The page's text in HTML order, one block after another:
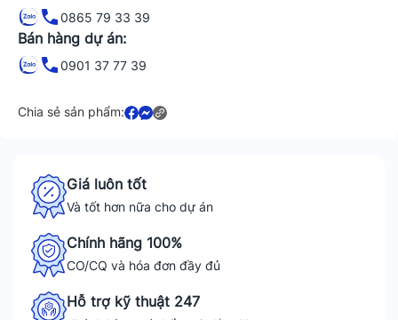
0865 79 33 39
Bán hàng dự án:
0901 37 77 39
Chia sẻ sản phẩm:
Giá luôn tốt
Và tốt hơn nữa cho dự án
Chính hãng 100%
CO/CQ và hóa đơn đầy đủ
Hỗ trợ kỹ thuật 247